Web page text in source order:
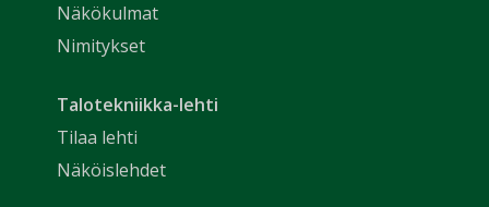
Näkökulmat
Nimitykset
Talotekniikka-lehti
Tilaa lehti
Näköislehdet